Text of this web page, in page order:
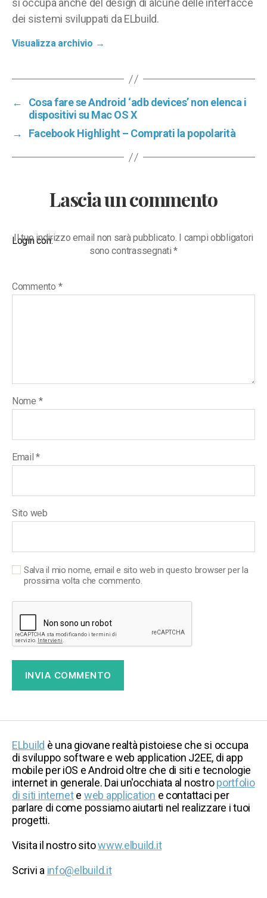
si occupa anche del design di alcune delle interfacce
dei sistemi sviluppati da ELbuild.
Visualizza archivio →
←
Cosa fare se Android ‘adb devices’ non elenca i
dispositivi su Mac OS X
→
Facebook Highlight – Comprati la popolarità
Lascia un commento
Login con:
Il tuo indirizzo email non sarà pubblicato. I campi obbligatori
sono contrassegnati*
Commento *
Nome *
Email*
Sito web
Salva il mio nome, email e sito web in questo browser per la
prossima volta che commento.
ELbuild è una giovane realtà pistoiese che si occupa
di sviluppo software e web application J2EE, di app
mobile per iOS e Android oltre che di siti e tecnologie
internet in generale. Dai un'occhiata al nostroportfolio
di siti internete web application e contattaci per
parlare di come possiamo aiutarti nel realizzare i tuoi
progetti.
Visita il nostro sitowww.elbuild.it
Scrivi a info@elbuild.it